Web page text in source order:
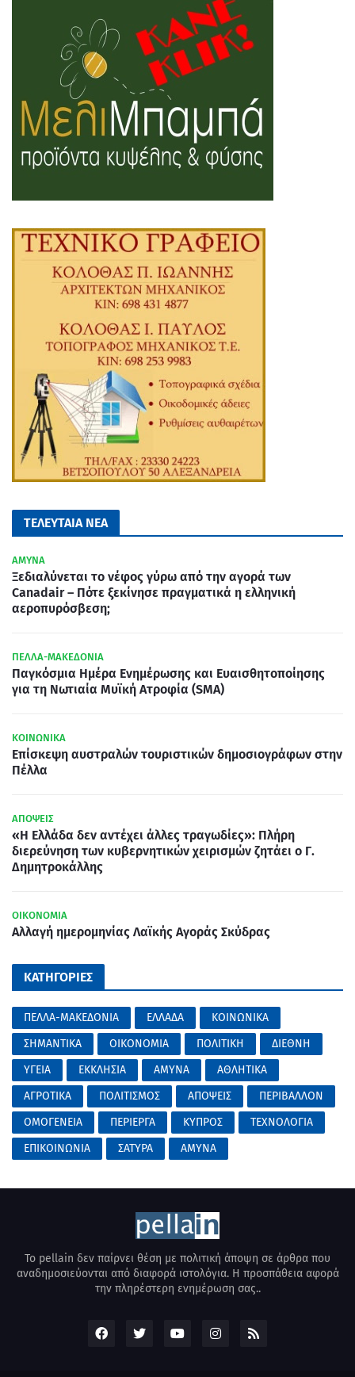
ΤΕΛΕΥΤΑΙΑ ΝΕΑ
ΑΜΥΝΑ
Ξεδιαλύνεται το νέφος γύρω από την αγορά των
Canadair – Πότε ξεκίνησε πραγματικά η ελληνική
αεροπυρόσβεση;
ΠΕΛΛΑ-ΜΑΚΕΔΟΝΙΑ
Παγκόσμια Ημέρα Ενημέρωσης και Ευαισθητοποίησης
για τη Νωτιαία Μυϊκή Ατροφία (SMA)
ΚΟΙΝΩΝΙΚΑ
Επίσκεψη αυστραλών τουριστικών δημοσιογράφων στην
Πέλλα
ΑΠΟΨΕΙΣ
«Η Ελλάδα δεν αντέχει άλλες τραγωδίες»: Πλήρη
διερεύνηση των κυβερνητικών χειρισμών ζητάει ο Γ.
Δημητροκάλλης
ΟΙΚΟΝΟΜΙΑ
Αλλαγή ημερομηνίας Λαϊκής Αγοράς Σκύδρας
ΚΑΤΗΓΟΡΙΕΣ
ΠΕΛΛΑ-ΜΑΚΕΔΟΝΙΑ ΕΛΛΑΔΑ
ΚΟΙΝΩΝΙΚΑ
ΣΗΜΑΝΤΙΚΑ
ΟΙΚΟΝΟΜΙΑ ΠΟΛΙΤΙΚΗ
ΔΙΕΘΝΗ
ΥΓΕΙΑ
ΕΚΚΛΗΣΙΑ ΑΜΥΝΑ
ΑΘΛΗΤΙΚΑ
ΑΓΡΟΤΙΚΑ
ΠΟΛΙΤΙΣΜΟΣ ΑΠΟΨΕΙΣ
ΠΕΡΙΒΑΛΛΟΝ
ΟΜΟΓΕΝΕΙΑ
ΠΕΡΙΕΡΓΑ ΚΥΠΡΟΣ
ΤΕΧΝΟΛΟΓΙΑ
ΕΠΙΚΟΙΝΩΝΙΑ
ΣΑΤΥΡΑ AMYNA
Το pellain δεν παίρνει θέση με πολιτική άποψη σε άρθρα που
αναδημοσιεύονται από διαφορά ιστολόγια. Η προσπάθεια αφορά
την πληρέστερη ενημέρωση σας..